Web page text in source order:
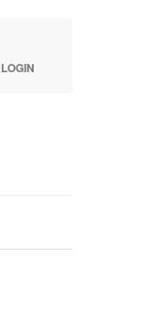
LOGIN